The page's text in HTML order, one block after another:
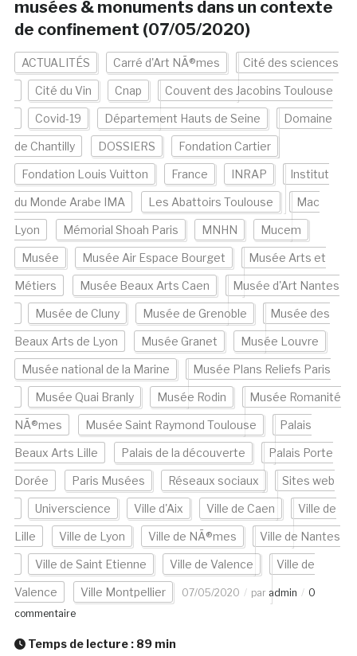
musées & monuments dans un contexte
de confinement (07/05/2020)
ACTUALITÉS Carré d'Art NÃ®mes Cité des sciences
Cité du Vin Cnap Couvent des Jacobins Toulouse
Covid-19 Département Hauts de Seine Domaine
de Chantilly DOSSIERS Fondation Cartier
Fondation Louis Vuitton France INRAP Institut
du Monde Arabe IMA Les Abattoirs Toulouse Mac
Lyon Mémorial Shoah Paris MNHN Mucem
Musée Musée Air Espace Bourget Musée Arts et
Métiers Musée Beaux Arts Caen Musée d'Art Nantes
Musée de Cluny Musée de Grenoble Musée des
Beaux Arts de Lyon Musée Granet Musée Louvre
Musée national de la Marine Musée Plans Reliefs Paris
Musée Quai Branly Musée Rodin Musée Romanité
NÃ®mes Musée Saint Raymond Toulouse Palais
Beaux Arts Lille Palais de la découverte Palais Porte
Dorée Paris Musées Réseaux sociaux Sites web
Universcience Ville d'Aix Ville de Caen Ville de
Lille Ville de Lyon Ville de NÃ®mes Ville de Nantes
Ville de Saint Etienne Ville de Valence Ville de
Valence Ville Montpellier 07/05/2020 par admin
0
commentaire
Temps de lecture : 89 min